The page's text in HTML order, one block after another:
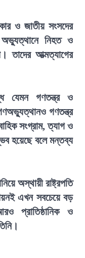
ও জাতীয় সংসদের
নিহত ও
তাদের আত্মত্যাগের
যেমন গণতন্ত্র ও
গণতন্ত্র
সংগ্রাম, ত্যাগ ও
হয়েছে বলে মন্তব্য
অস্থায়ী রাষ্ট্রপতি
এখন সবচেয়ে বড়
প্রাতিষ্ঠানিক ও